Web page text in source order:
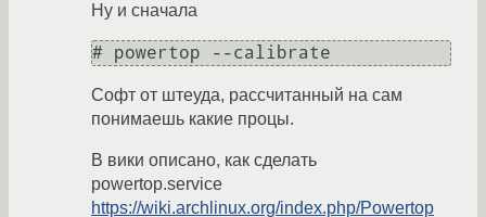
Ну и сначала
Софт от штеуда, рассчитанный на сам
понимаешь какие процы.
В вики описано, как сделать
powertop.service
https://wiki.archlinux.org/index.php/Powertop